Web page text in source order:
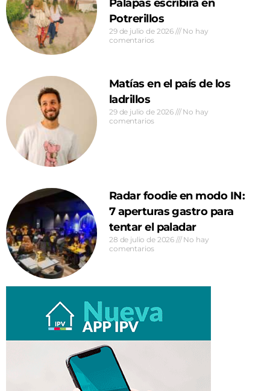
Palapas escribirá en
Potrerillos
29 de julio de 2026
No hay
comentarios
Matías en el país de los
ladrillos
29 de julio de 2026
No hay
comentarios
Radar foodie en modo IN:
7 aperturas gastro para
tentar el paladar
28 de julio de 2026
No hay
comentarios